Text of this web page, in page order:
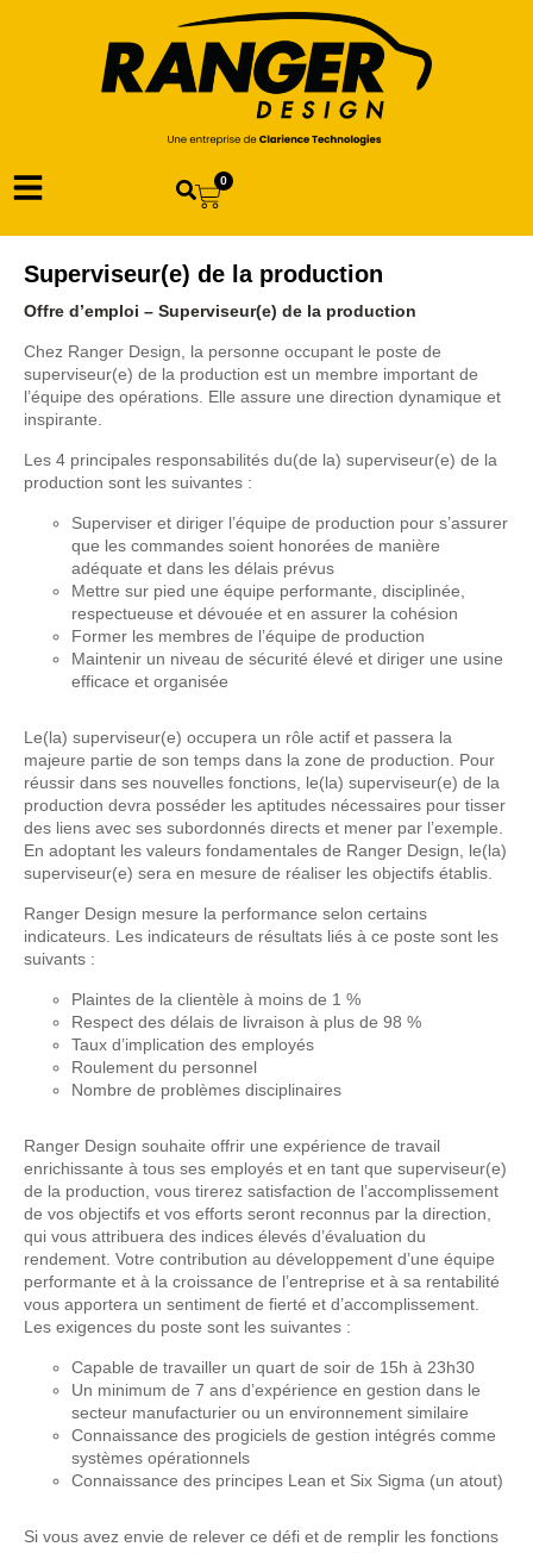
0
Superviseur(e) de la production
Offre d’emploi – Superviseur(e) de la production
Chez Ranger Design, la personne occupant le poste de
superviseur(e) de la production est un membre important de
l’équipe des opérations. Elle assure une direction dynamique et
inspirante.
Les 4 principales responsabilités du(de la) superviseur(e) de la
production sont les suivantes :
Superviser et diriger l’équipe de production pour s’assurer
que les commandes soient honorées de manière
adéquate et dans les délais prévus
Mettre sur pied une équipe performante, disciplinée,
respectueuse et dévouée et en assurer la cohésion
Former les membres de l’équipe de production
Maintenir un niveau de sécurité élevé et diriger une usine
efficace et organisée
Le(la) superviseur(e) occupera un rôle actif et passera la
majeure partie de son temps dans la zone de production. Pour
réussir dans ses nouvelles fonctions, le(la) superviseur(e) de la
production devra posséder les aptitudes nécessaires pour tisser
des liens avec ses subordonnés directs et mener par l’exemple.
En adoptant les valeurs fondamentales de Ranger Design, le(la)
superviseur(e) sera en mesure de réaliser les objectifs établis.
Ranger Design mesure la performance selon certains
indicateurs. Les indicateurs de résultats liés à ce poste sont les
suivants :
Plaintes de la clientèle à moins de 1 %
Respect des délais de livraison à plus de 98 %
Taux d’implication des employés
Roulement du personnel
Nombre de problèmes disciplinaires
Ranger Design souhaite offrir une expérience de travail
enrichissante à tous ses employés et en tant que superviseur(e)
de la production, vous tirerez satisfaction de l’accomplissement
de vos objectifs et vos efforts seront reconnus par la direction,
qui vous attribuera des indices élevés d’évaluation du
rendement. Votre contribution au développement d’une équipe
performante et à la croissance de l’entreprise et à sa rentabilité
vous apportera un sentiment de fierté et d’accomplissement.
Les exigences du poste sont les suivantes :
Capable de travailler un quart de soir de 15h à 23h30
Un minimum de 7 ans d’expérience en gestion dans le
secteur manufacturier ou un environnement similaire
Connaissance des progiciels de gestion intégrés comme
systèmes opérationnels
Connaissance des principes Lean et Six Sigma (un atout)
Si vous avez envie de relever ce défi et de remplir les fonctions